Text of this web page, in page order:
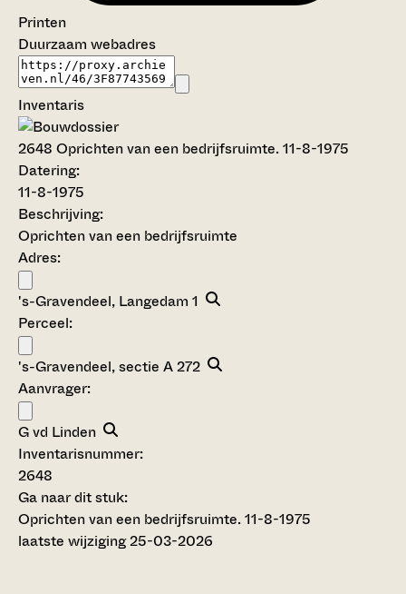
Printen
Duurzaam webadres
Inventaris
2648 Oprichten van een bedrijfsruimte. 11-8-1975
Datering:
11-8-1975
Beschrijving:
Oprichten van een bedrijfsruimte
Adres:
's-Gravendeel, Langedam 1
Perceel:
's-Gravendeel, sectie A 272
Aanvrager:
G vd Linden
Inventarisnummer:
2648
Ga naar dit stuk:
Oprichten van een bedrijfsruimte. 11-8-1975
laatste wijziging 25-03-2026